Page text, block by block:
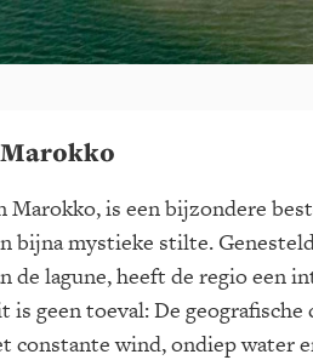
Marokko
is een bijzondere
bijna mystieke stilte.
de lagune, heeft de regio een
geen toeval: De geografische
constante wind, ondiep water